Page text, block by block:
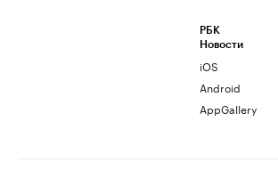
РБК
Новости
iOS
Android
AppGallery